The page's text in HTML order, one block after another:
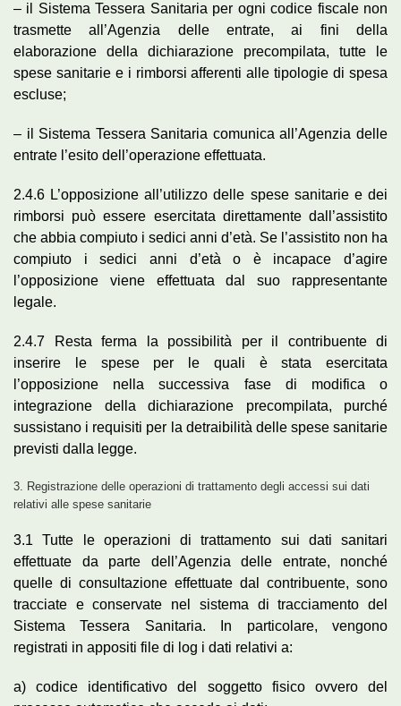
– il Sistema Tessera Sanitaria per ogni codice fiscale non
trasmette all’Agenzia delle entrate, ai fini della
elaborazione della dichiarazione precompilata, tutte le
spese sanitarie e i rimborsi afferenti alle tipologie di spesa
escluse;
– il Sistema Tessera Sanitaria comunica all’Agenzia delle
entrate l’esito dell’operazione effettuata.
2.4.6 L’opposizione all’utilizzo delle spese sanitarie e dei
rimborsi può essere esercitata direttamente dall’assistito
che abbia compiuto i sedici anni d’età. Se l’assistito non ha
compiuto i sedici anni d’età o è incapace d’agire
l’opposizione viene effettuata dal suo rappresentante
legale.
2.4.7 Resta ferma la possibilità per il contribuente di
inserire le spese per le quali è stata esercitata
l’opposizione nella successiva fase di modifica o
integrazione della dichiarazione precompilata, purché
sussistano i requisiti per la detraibilità delle spese sanitarie
previsti dalla legge.
3. Registrazione delle operazioni di trattamento degli accessi sui dati
relativi alle spese sanitarie
3.1 Tutte le operazioni di trattamento sui dati sanitari
effettuate da parte dell’Agenzia delle entrate, nonché
quelle di consultazione effettuate dal contribuente, sono
tracciate e conservate nel sistema di tracciamento del
Sistema Tessera Sanitaria. In particolare, vengono
registrati in appositi file di log i dati relativi a:
a) codice identificativo del soggetto fisico ovvero del